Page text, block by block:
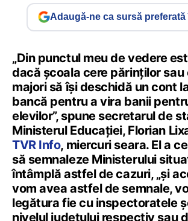
Adaugă-ne ca sursă preferată
„Din punctul meu de vedere
dacă școala cere părinților sau
majori să își deschidă un cont
bancă pentru a vira banii
elevilor”, spune secretarul de
Ministerul Educației, Florian
TVR Info, miercuri seara. El a
să semnaleze Ministerului
întâmplă astfel de cazuri, „și
vom avea astfel de semnale,
legătura fie cu inspectoratele
nivelul județului respectiv sau